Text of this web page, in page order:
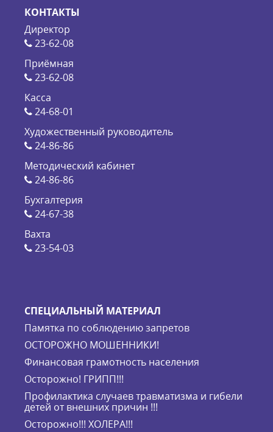
КОНТАКТЫ
Директор
23-62-08
Приёмная
23-62-08
Касса
24-68-01
Художественный руководитель
24-86-86
Методический кабинет
24-86-86
Бухгалтерия
24-67-38
Вахта
23-54-03
СПЕЦИАЛЬНЫЙ МАТЕРИАЛ
Памятка по соблюдению запретов
ОСТОРОЖНО МОШЕННИКИ!
Финансовая грамотность населения
Осторожно! ГРИПП!!!
Профилактика случаев травматизма и гибели
детей от внешних причин !!!
Осторожно!!! ХОЛЕРА!!!